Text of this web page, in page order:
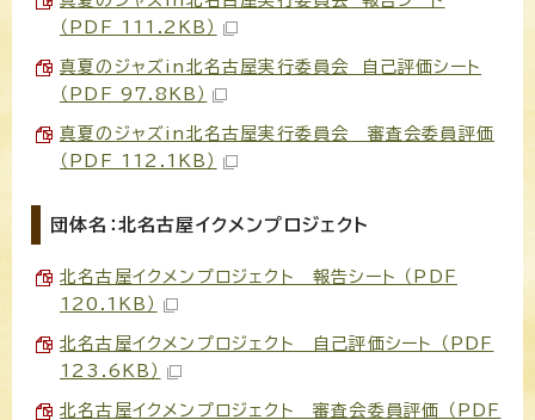
（PDF 111.2KB）
真夏のジャズin北名古屋実行委員会 自己評価シート
（PDF 97.8KB）
真夏のジャズin北名古屋実行委員会 審査会委員評価
（PDF 112.1KB）
団体名：北名古屋イクメンプロジェクト
北名古屋イクメンプロジェクト 報告シート （PDF
120.1KB）
北名古屋イクメンプロジェクト 自己評価シート （PDF
123.6KB）
北名古屋イクメンプロジェクト 審査会委員評価 （PDF